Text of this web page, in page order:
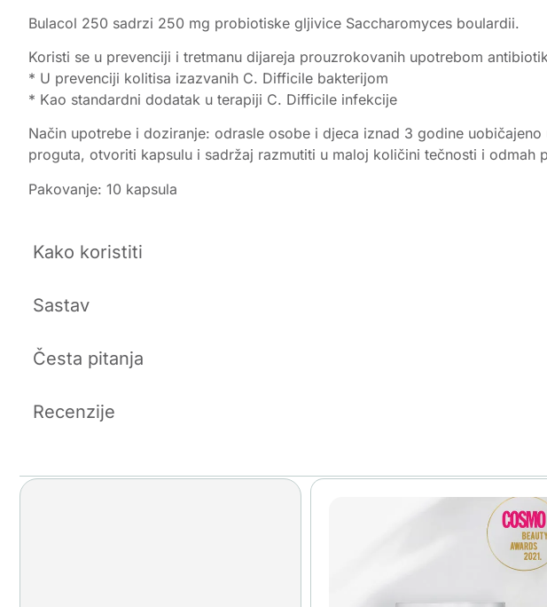
Bulacol 250 sadrzi 250 mg probiotiske gljivice Saccharomyces boulardii.
Koristi se u prevenciji i tretmanu dijareja prouzrokovanih upotrebom
* U prevenciji kolitisa izazvanih C. Difficile bakterijom
* Kao standardni dodatak u terapiji C. Difficile infekcije
Način upotrebe i doziranje: odrasle osobe i djeca iznad 3 godine
proguta, otvoriti kapsulu i sadržaj razmutiti u maloj količini tečnosti i
Pakovanje: 10 kapsula
Kako koristiti
Sastav
Česta pitanja
Recenzije